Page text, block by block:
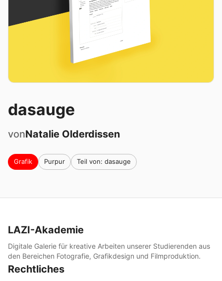
dasauge
vonNatalie Olderdissen
Grafik Purpur Teil von: dasauge
LAZI-Akademie
Digitale Galerie für kreative Arbeiten unserer Studierenden aus
den Bereichen Fotografie, Grafikdesign und Filmproduktion.
Rechtliches